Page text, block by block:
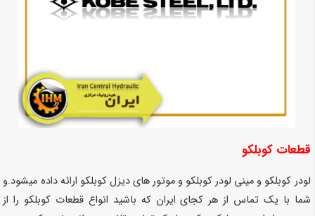
قطعات کوبلکو
لودر کوبلکو و مینی لودر کوبلکو و موتور های دیزل کوبلکو ارائه داده میشود.و
شما با یک تماس از هر کجای ایران که باشید انواع قطعات کوبلکو را از